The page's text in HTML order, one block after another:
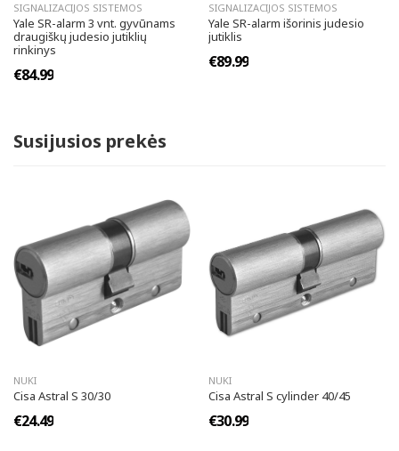
SIGNALIZACIJOS SISTEMOS
Yale SR-alarm 3 vnt. gyvūnams
draugiškų judesio jutiklių
rinkinys
€84.99
SIGNALIZACIJOS SISTEMOS
Yale SR-alarm išorinis judesio
jutiklis
€89.99
Susijusios prekės
NUKI
Cisa Astral S 30/30
€24.49
NUKI
Cisa Astral S cylinder 40/45
€30.99